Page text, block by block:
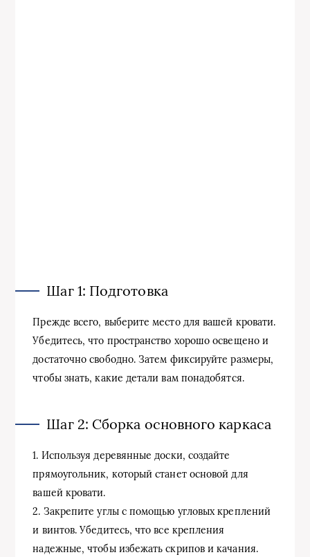
Шаг 1: Подготовка
Прежде всего, выберите место для вашей кровати.
Убедитесь, что пространство хорошо освещено и
достаточно свободно. Затем фиксируйте размеры,
чтобы знать, какие детали вам понадобятся.
Шаг 2: Сборка основного каркаса
1. Используя деревянные доски, создайте
прямоугольник, который станет основой для
вашей кровати.
2. Закрепите углы с помощью угловых креплений
и винтов. Убедитесь, что все крепления
надежные, чтобы избежать скрипов и качания.